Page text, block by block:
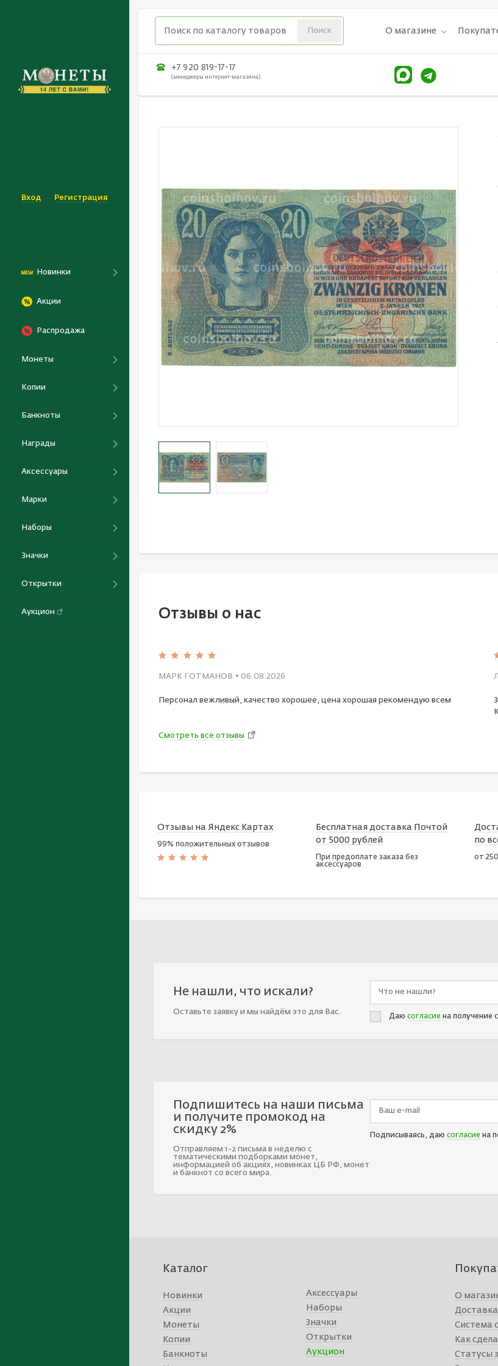
Вход Регистрация
Новинки
Акции
Распродажа
Монеты
Копии
Банкноты
Награды
Аксессуары
Марки
Наборы
Значки
Открытки
Аукцион
О магазине
+7 920 819-17-17
(менеджеры интернет-магазина)
Отзывы о нас
МАРК ГОТМАНОВ • 06.08.2026
Персонал вежливый, качество хорошее, цена хорошая рекомендую всем
Смотреть все отзывы
Отзывы на Яндекс Картах
99% положительных отзывов
Бесплатная доставка Почтой
от 5000 рублей
При предоплате заказа без
аксессуаров
по
от
Не нашли, что искали?
Оставьте заявку и мы найдём это для Вас.
Даю согласие на получение
Подпишитесь на наши письма
и получите промокод на
скидку 2%
Отправляем 1-2 письма в неделю с
тематическими подборками монет,
информацией об акциях, новинках ЦБ РФ, монет
и банкнот со всего мира.
Подписываясь, даю согласие на
Каталог
Новинки
Акции
Монеты
Копии
Банкноты
Аксессуары
Наборы
Значки
Открытки
Аукцион
О
Система
Как
Статусы